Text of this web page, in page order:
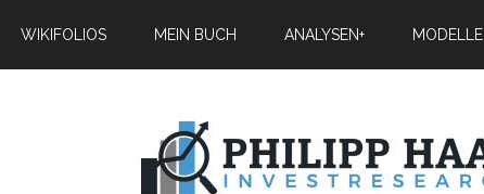
WIKIFOLIOS MEIN BUCH ANALYSEN+ MODELLE